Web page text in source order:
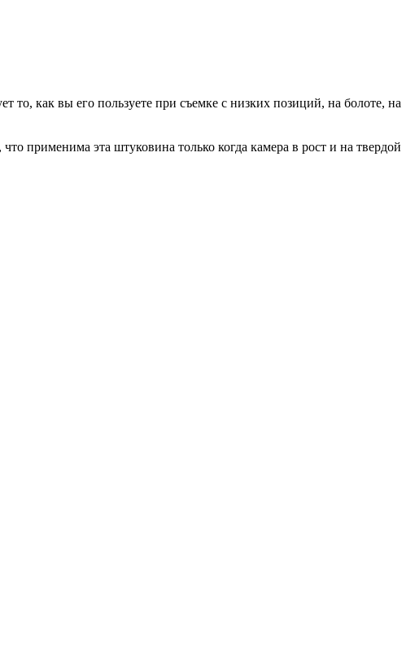
то, как вы его пользуете при съемке с низких позиций, на болоте, на
применима эта штуковина только когда камера в рост и на твердой